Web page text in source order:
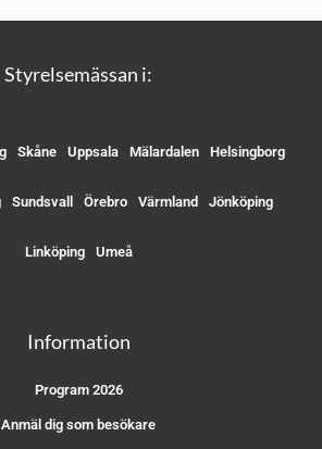
Styrelsemässan i:
Skåne Uppsala Mälardalen Helsingborg
Sundsvall Örebro Värmland Jönköping
Linköping Umeå
Information
Program 2026
Anmäl dig som besökare